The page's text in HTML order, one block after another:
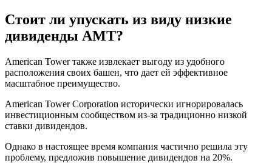
Стоит ли упускать из виду низкие
дивиденды AMT?
American Tower также извлекает выгоду из удобного
расположения своих башен, что дает ей эффективное
масштабное преимущество.
American Tower Corporation исторически игнорировалась
инвестиционным сообществом из-за традиционно низкой
ставки дивидендов.
Однако в настоящее время компания частично решила эту
проблему, предложив повышение дивидендов на 20%.